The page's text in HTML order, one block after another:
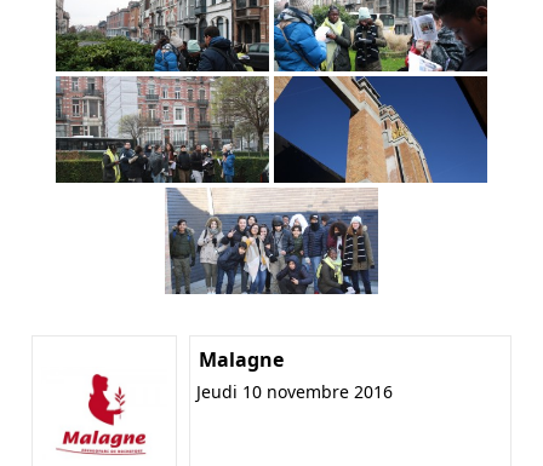
Malagne
Jeudi 10 novembre 2016